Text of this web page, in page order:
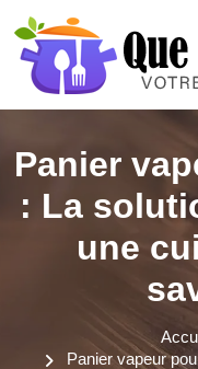
Panier
: La
une
Panier vapeur